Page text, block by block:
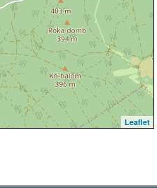
Leaflet